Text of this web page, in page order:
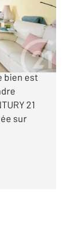
très bien
bien est
21
sur